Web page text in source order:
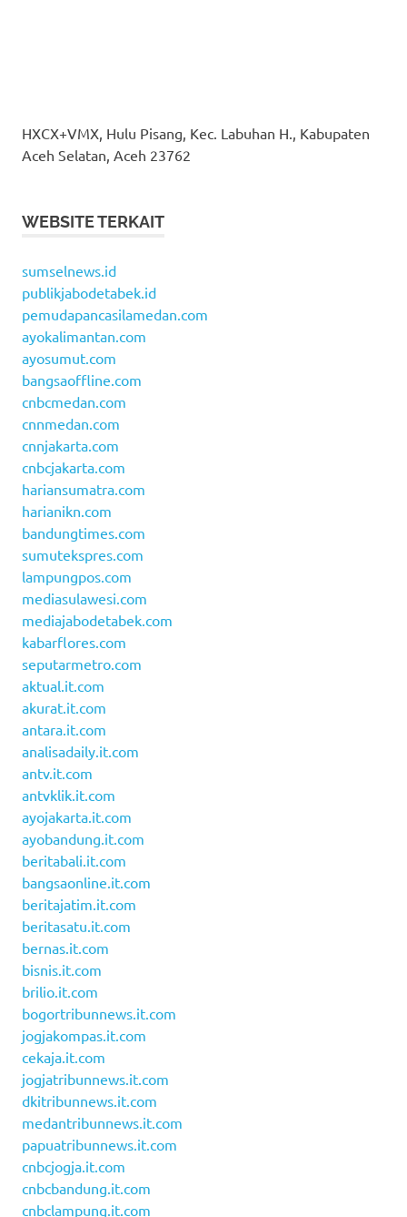
HXCX+VMX, Hulu Pisang, Kec. Labuhan H., Kabupaten
Aceh Selatan, Aceh 23762
WEBSITE TERKAIT
sumselnews.id
publikjabodetabek.id
pemudapancasilamedan.com
ayokalimantan.com
ayosumut.com
bangsaoffline.com
cnbcmedan.com
cnnmedan.com
cnnjakarta.com
cnbcjakarta.com
hariansumatra.com
harianikn.com
bandungtimes.com
sumutekspres.com
lampungpos.com
mediasulawesi.com
mediajabodetabek.com
kabarflores.com
seputarmetro.com
aktual.it.com
akurat.it.com
antara.it.com
analisadaily.it.com
antv.it.com
antvklik.it.com
ayojakarta.it.com
ayobandung.it.com
beritabali.it.com
bangsaonline.it.com
beritajatim.it.com
beritasatu.it.com
bernas.it.com
bisnis.it.com
brilio.it.com
bogortribunnews.it.com
jogjakompas.it.com
cekaja.it.com
jogjatribunnews.it.com
dkitribunnews.it.com
medantribunnews.it.com
papuatribunnews.it.com
cnbcjogja.it.com
cnbcbandung.it.com
cnbclampung.it.com